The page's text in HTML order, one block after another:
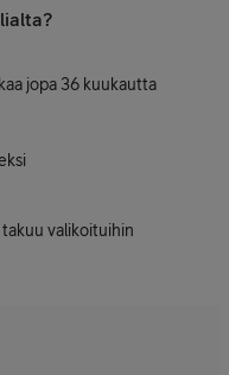
jopa 36 kuukautta
valikoituihin